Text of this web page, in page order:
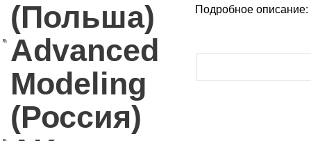
(Польша)
Advanced
Modeling
(Россия)
Подробное описание: